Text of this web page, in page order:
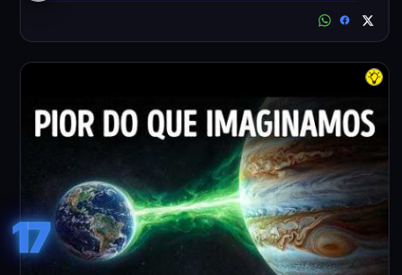
17